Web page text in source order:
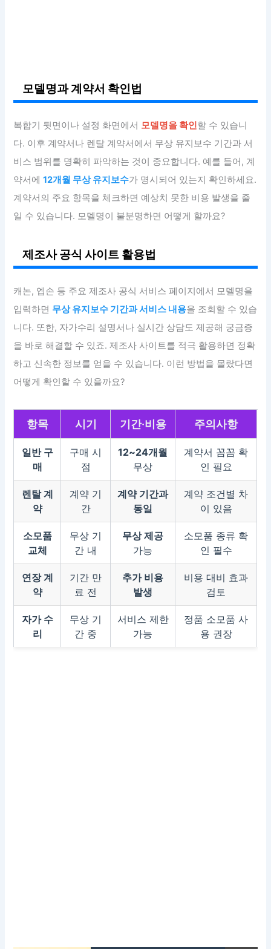
모델명과 계약서 확인법
복합기 뒷면이나 설정 화면에서 모델명을 확인할 수 있습니
다. 이후 계약서나 렌탈 계약서에서 무상 유지보수 기간과 서
비스 범위를 명확히 파악하는 것이 중요합니다. 예를 들어, 계
약서에12개월 무상 유지보수가 명시되어 있는지 확인하세요.
계약서의 주요 항목을 체크하면 예상치 못한 비용 발생을 줄
일 수 있습니다. 모델명이 불분명하면 어떻게 할까요?
제조사 공식 사이트 활용법
캐논, 엡손 등 주요 제조사 공식 서비스 페이지에서 모델명을
입력하면 무상 유지보수 기간과 서비스 내용을 조회할 수 있습
니다. 또한, 자가수리 설명서나 실시간 상담도 제공해 궁금증
을 바로 해결할 수 있죠. 제조사 사이트를 적극 활용하면 정확
하고 신속한 정보를 얻을 수 있습니다. 이런 방법을 몰랐다면
어떻게 확인할 수 있을까요?
항목 시기 기간·비용 주의사항
일반 구
매
구매 시
점
12~24개월
무상
계약서 꼼꼼 확
인 필요
렌탈 계
약
계약 기
간
계약 기간과
동일
계약 조건별 차
이 있음
소모품
교체
무상 기
간 내
무상 제공
가능
소모품 종류 확
인 필수
연장 계
약
기간 만
료 전
추가 비용
발생
비용 대비 효과
검토
자가 수
리
무상 기
간 중
서비스 제한
가능
정품 소모품 사
용 권장